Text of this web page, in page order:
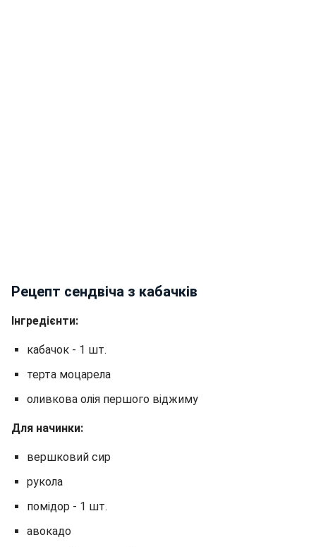
Рецепт сендвіча з кабачків
Інгредієнти:
кабачок - 1 шт.
терта моцарела
оливкова олія першого віджиму
Для начинки:
вершковий сир
рукола
помідор - 1 шт.
авокадо